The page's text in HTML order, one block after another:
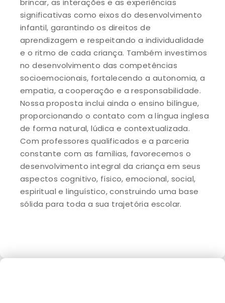
significativas como eixos do desenvolvimento
infantil, garantindo os direitos de
aprendizagem e respeitando a individualidade
e o ritmo de cada criança. Também investimos
no desenvolvimento das competências
socioemocionais, fortalecendo a autonomia, a
empatia, a cooperação e a responsabilidade.
Nossa proposta inclui ainda o ensino bilíngue,
proporcionando o contato com a língua inglesa
de forma natural, lúdica e contextualizada.
Com professores qualificados e a parceria
constante com as famílias, favorecemos o
desenvolvimento integral da criança em seus
aspectos cognitivo, físico, emocional, social,
espiritual e linguístico, construindo uma base
sólida para toda a sua trajetória escolar.